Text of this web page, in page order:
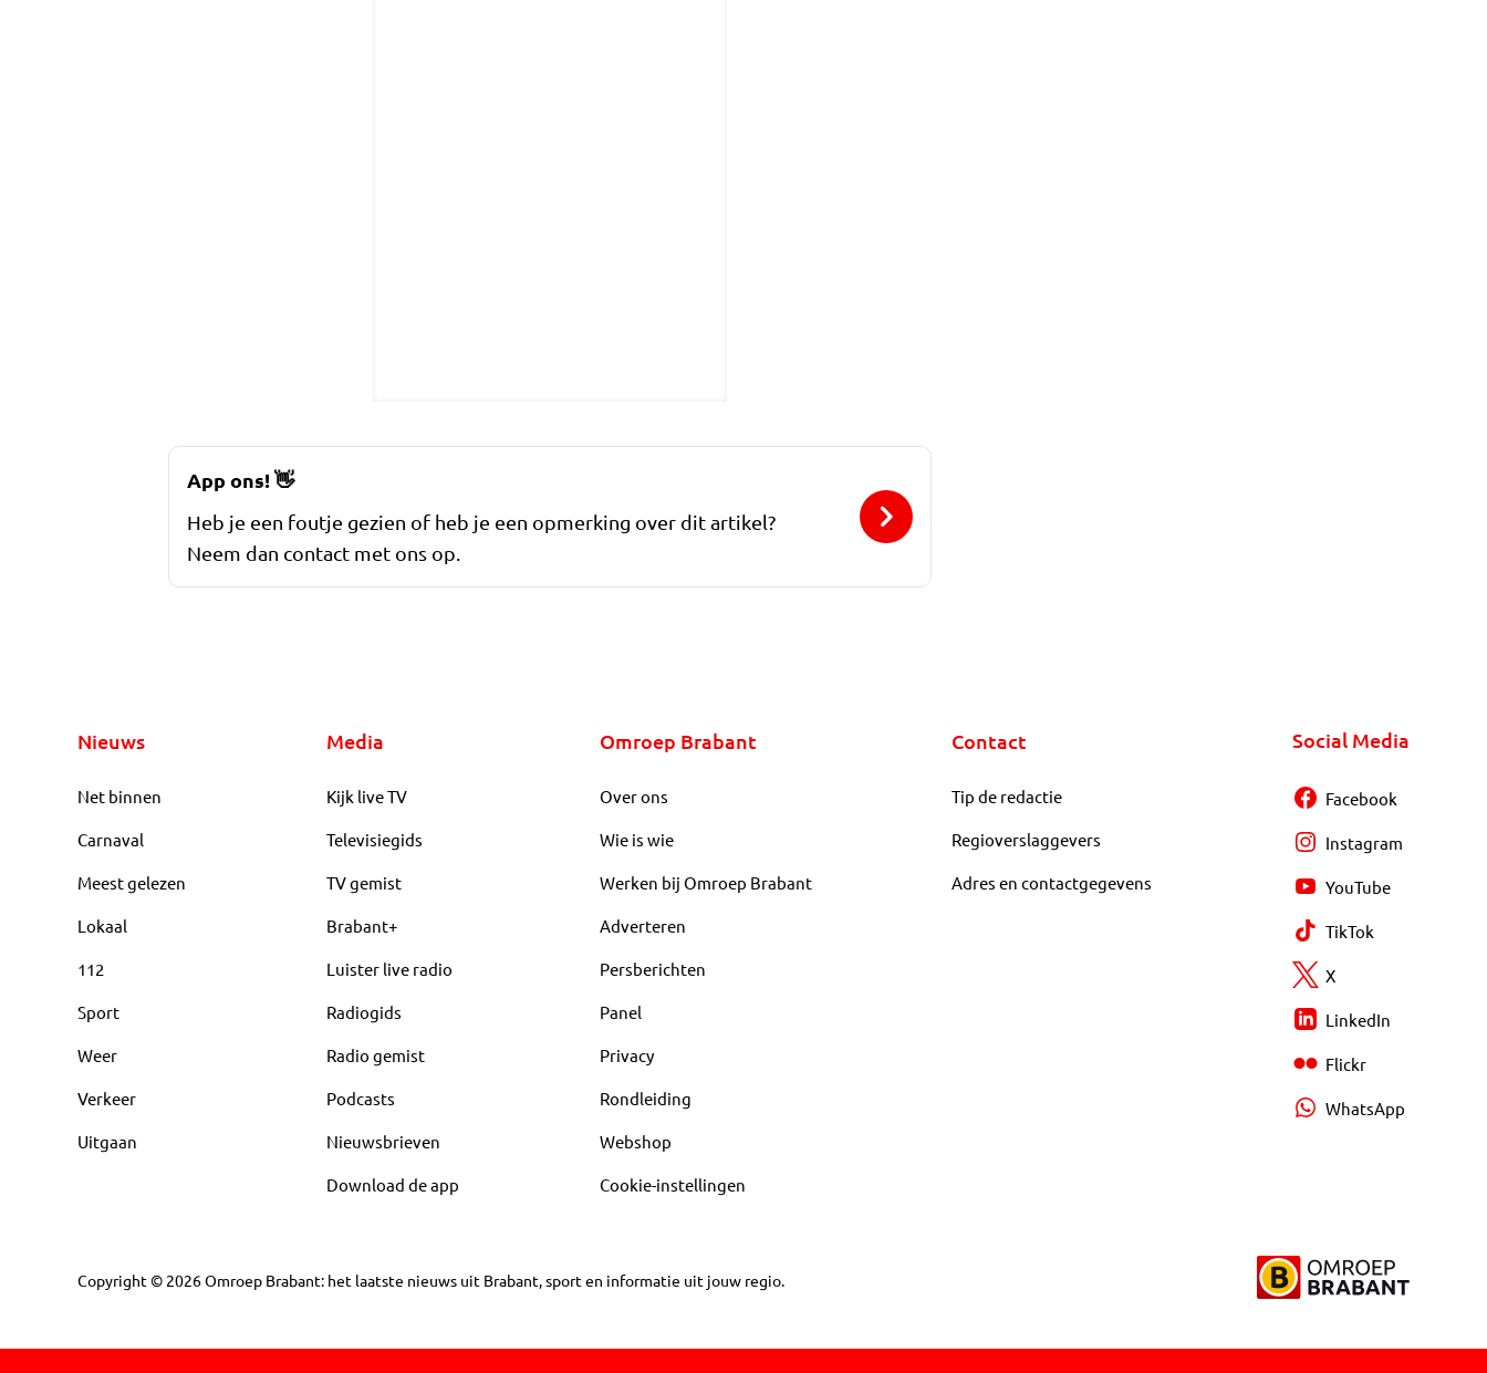
App ons!👋
Heb je een foutje gezien of heb je een opmerking over dit artikel?
Neem dan contact met ons op.
Nieuws
Net binnen
Carnaval
Meest gelezen
Lokaal
112
Sport
Weer
Verkeer
Uitgaan
Media
Kijk live TV
Televisiegids
TV gemist
Brabant+
Luister live radio
Radiogids
Radio gemist
Podcasts
Nieuwsbrieven
Download de app
Omroep Brabant
Over ons
Wie is wie
Werken bij Omroep Brabant
Adverteren
Persberichten
Panel
Privacy
Rondleiding
Webshop
Cookie-instellingen
Contact
Tip de redactie
Regioverslaggevers
Adres en contactgegevens
Social Media
Facebook
Instagram
YouTube
TikTok
X
LinkedIn
Flickr
WhatsApp
Copyright © 2026Omroep Brabant: het laatste nieuws uit Brabant, sport en informatie uit jouw regio.